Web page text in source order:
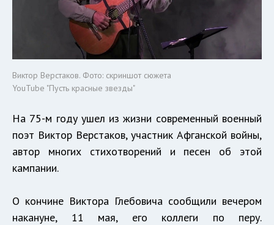
Виктор Верстаков. Фото: скриншот сюжета
YouTube "Пусть красные звезды"
На 75-м году ушел из жизни современный военный
поэт Виктор Верстаков, участник Афганской войны,
автор многих стихотворений и песен об этой
кампании.
О кончине Виктора Глебовича сообщили вечером
накануне, 11 мая, его коллеги по перу.